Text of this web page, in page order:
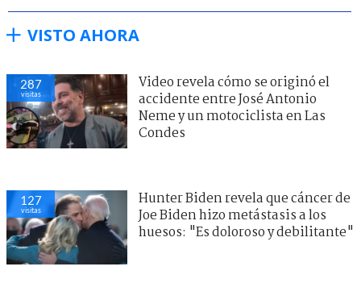
VISTO AHORA
287
visitas
Video revela cómo se originó el
accidente entre José Antonio
Neme y un motociclista en Las
Condes
127
visitas
Hunter Biden revela que cáncer de
Joe Biden hizo metástasis a los
huesos: "Es doloroso y debilitante"